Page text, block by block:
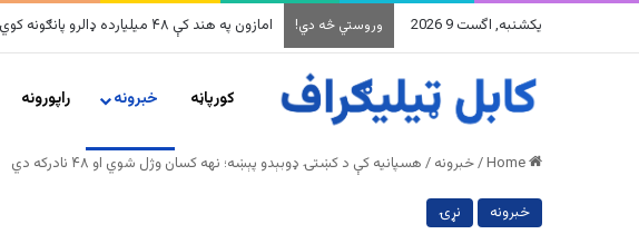
یکشنبه, اگست 9 2026 وروستي څه دي! امازون په هند کې ۴۸ میلیارده ډالرو پانګونه کوي
کورپاڼه خبرونه راپورونه
/خبرونه / هسپانیه کې د کښتۍ ډوبېدو پېښه؛ نهه کسان وژل شوي او ۴۸ نادرکه دي
خبرونه نړۍ